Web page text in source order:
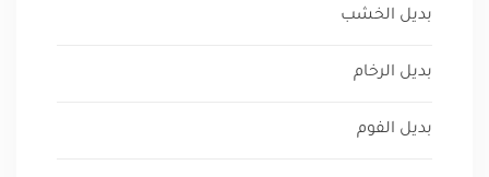
بديل الخشب
بديل الرخام
بديل الفوم